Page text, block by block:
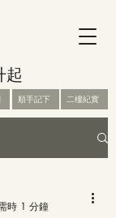
起
順手記下 二樓紀實
時 1 分鐘